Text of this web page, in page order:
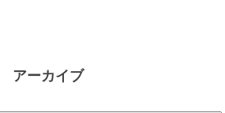
アーカイブ